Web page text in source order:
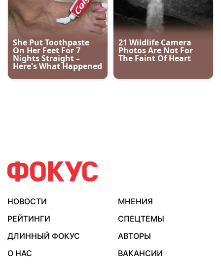
НОВОСТИ
МНЕНИЯ
РЕЙТИНГИ
СПЕЦТЕМЫ
ДЛИННЫЙ ФОКУС
АВТОРЫ
О НАС
ВАКАНСИИ